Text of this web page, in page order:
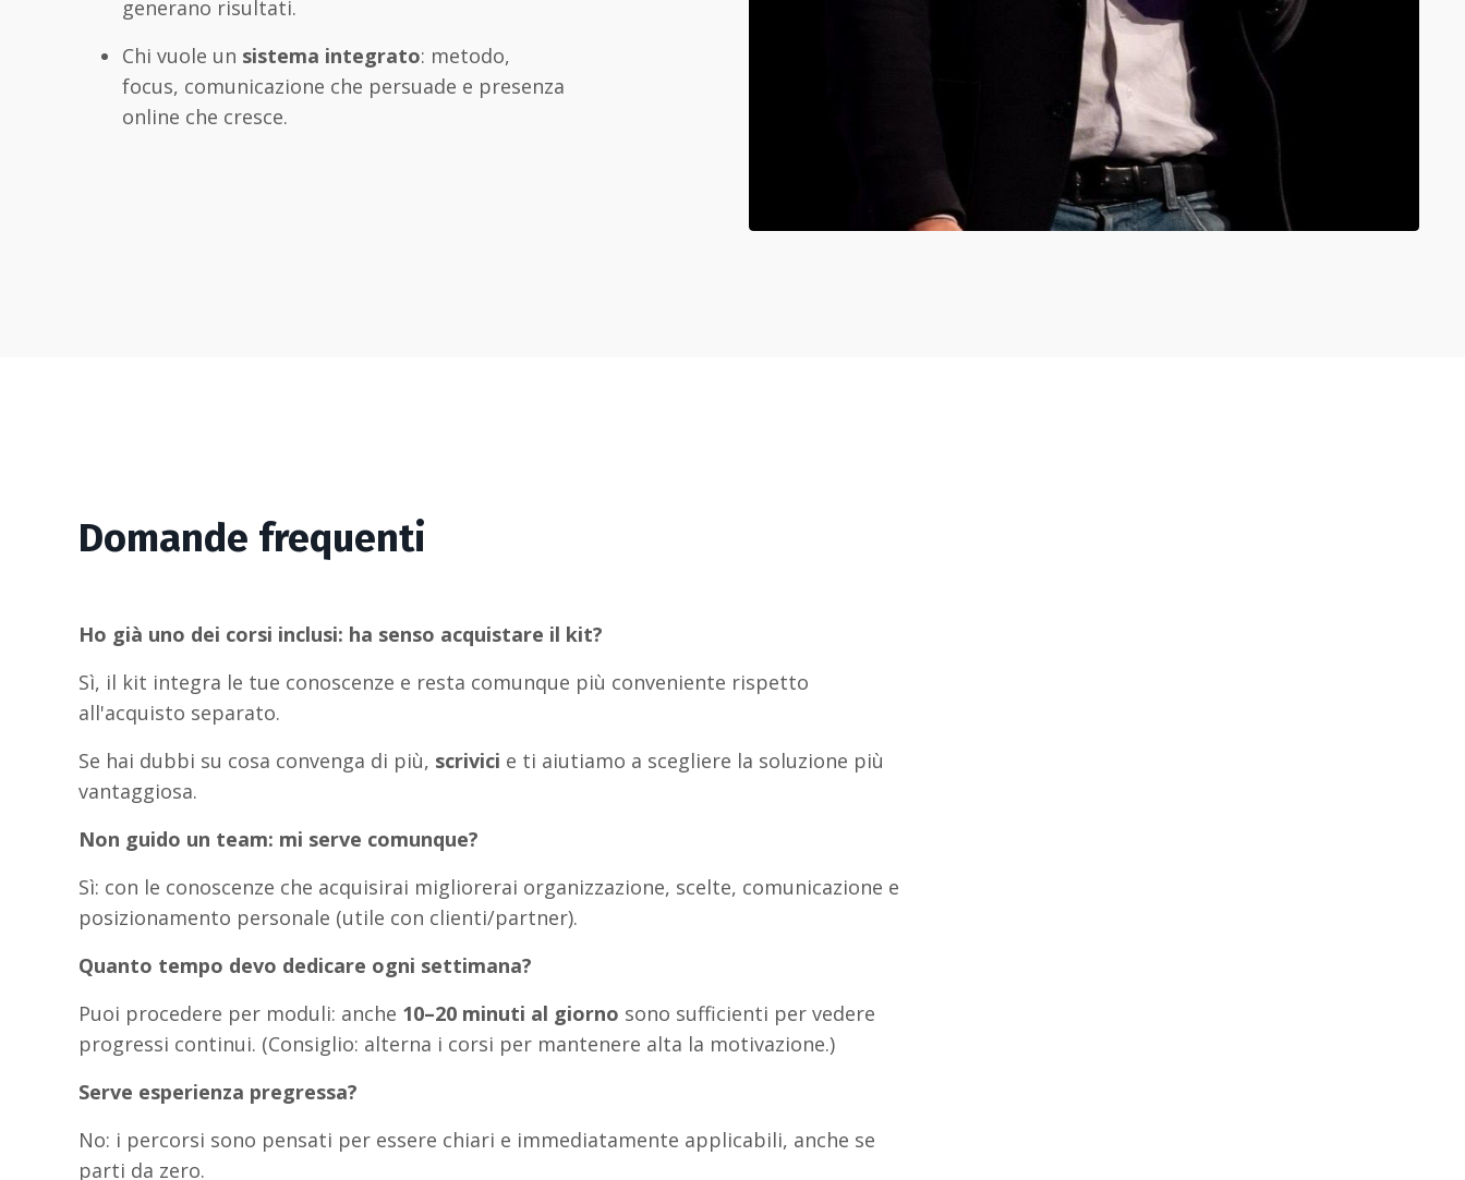
generano risultati.
Chi vuole un sistema integrato: metodo,
focus, comunicazione che persuade e presenza
online che cresce.
Domande frequenti
Ho già uno dei corsi inclusi: ha senso acquistare il kit?
Sì, il kit integra le tue conoscenze e resta comunque più conveniente rispetto
all'acquisto separato.
Se hai dubbi su cosa convenga di più, scrivici e ti aiutiamo a scegliere la soluzione più
vantaggiosa.
Non guido un team: mi serve comunque?
Sì: con le conoscenze che acquisirai migliorerai organizzazione, scelte, comunicazione e
posizionamento personale (utile con clienti/partner).
Quanto tempo devo dedicare ogni settimana?
Puoi procedere per moduli: anche 10–20 minuti al giorno sono sufficienti per vedere
progressi continui. (Consiglio: alterna i corsi per mantenere alta la motivazione.)
Serve esperienza pregressa?
No: i percorsi sono pensati per essere chiari e immediatamente applicabili, anche se
parti da zero.